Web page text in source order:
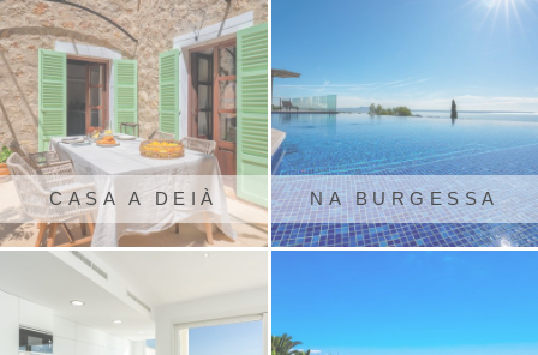
CASA A DEIÀ NA BURGESSA